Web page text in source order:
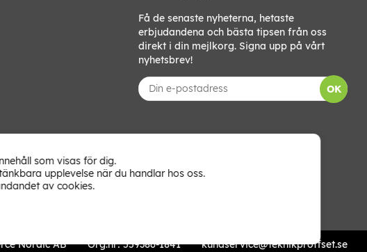
Få de senaste nyheterna, hetaste
erbjudandena och bästa tipsen från oss
direkt i din mejlkorg. Signa upp på vårt
nyhetsbrev!
OK
Nordic AB Org.nr: 559386-1841 kundservice@teknikproffset.se
som visas för dig.
upplevelse när du handlar hos oss.
av cookies.